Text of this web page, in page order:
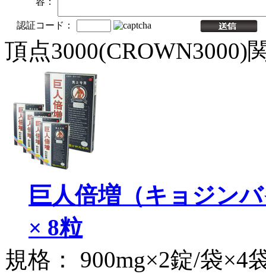
認証コード：
頂点3000(CROWN3000)
巨人倍増（キョジン
× 8粒
規格： 900mg×2錠/袋×4